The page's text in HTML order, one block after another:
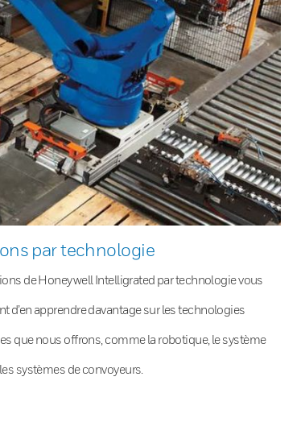
par technologie
de Honeywell Intelligrated par technologie vous
d’en apprendre davantage sur les technologies
que nous offrons, comme la robotique, le système
systèmes de convoyeurs.